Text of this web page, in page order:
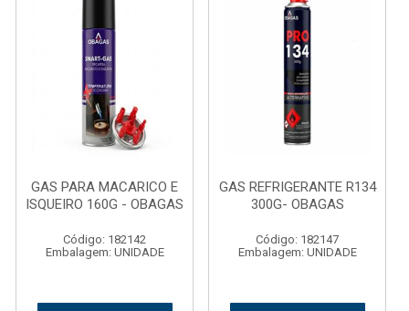
GAS PARA MACARICO E
ISQUEIRO 160G - OBAGAS
Código: 182142
Embalagem: UNIDADE
GAS REFRIGERANTE R134
300G- OBAGAS
Código: 182147
Embalagem: UNIDADE